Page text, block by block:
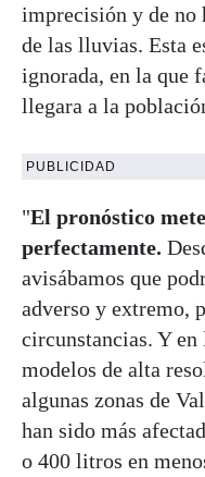
imprecisión y de no
de las lluvias. Esta
ignorada, en la que
llegara a la
PUBLICIDAD
"El pronóstico
perfectamente.
avisábamos que
adverso y extremo,
circunstancias. Y en
modelos de alta
algunas zonas de
han sido más
o 400 litros en